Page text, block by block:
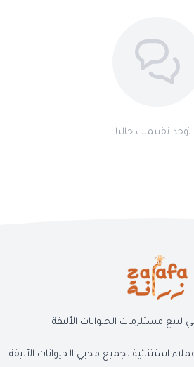
توجد تقييمات حاليا
لبيع مستلزمات الحيوانات الأليفة
استثنائية لجميع محبي الحيوانات الأليفة